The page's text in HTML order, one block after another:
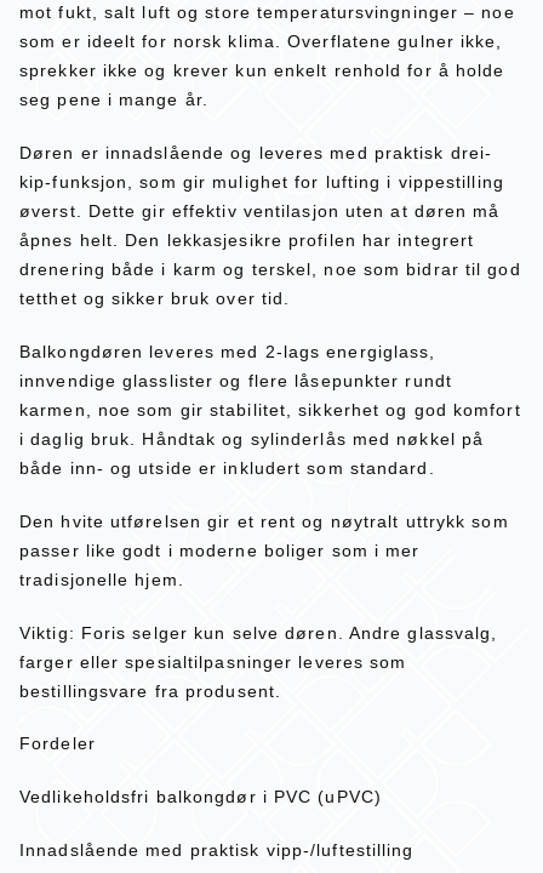
mot fukt, salt luft og store temperatursvingninger – noe
som er ideelt for norsk klima. Overflatene gulner ikke,
sprekker ikke og krever kun enkelt renhold for å holde
seg pene i mange år.
Døren er innadslående og leveres med praktisk drei-
kip-funksjon, som gir mulighet for lufting i vippestilling
øverst. Dette gir effektiv ventilasjon uten at døren må
åpnes helt. Den lekkasjesikre profilen har integrert
drenering både i karm og terskel, noe som bidrar til god
tetthet og sikker bruk over tid.
Balkongdøren leveres med 2-lags energiglass,
innvendige glasslister og flere låsepunkter rundt
karmen, noe som gir stabilitet, sikkerhet og god komfort
i daglig bruk. Håndtak og sylinderlås med nøkkel på
både inn- og utside er inkludert som standard.
Den hvite utførelsen gir et rent og nøytralt uttrykk som
passer like godt i moderne boliger som i mer
tradisjonelle hjem.
Viktig: Foris selger kun selve døren. Andre glassvalg,
farger eller spesialtilpasninger leveres som
bestillingsvare fra produsent.
Fordeler
Vedlikeholdsfri balkongdør i PVC (uPVC)
Innadslående med praktisk vipp-/luftestilling